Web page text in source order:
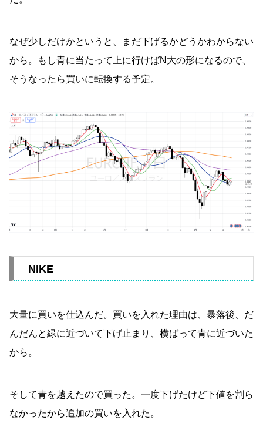
なぜ少しだけかというと、まだ下げるかどうかわからない
から。もし青に当たって上に行けばN大の形になるので、
そうなったら買いに転換する予定。
NIKE
大量に買いを仕込んだ。買いを入れた理由は、暴落後、だ
んだんと緑に近づいて下げ止まり、横ばって青に近づいた
から。
そして青を越えたので買った。一度下げたけど下値を割ら
なかったから追加の買いを入れた。